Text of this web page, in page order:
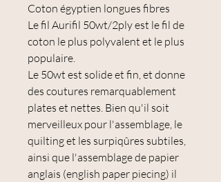
Coton égyptien longues fibres
Le fil Aurifil 50wt/2ply est le fil de
coton le plus polyvalent et le plus
populaire.
Le 50wt est solide et fin, et donne
des coutures remarquablement
plates et nettes. Bien qu'il soit
merveilleux pour l'assemblage, le
quilting et les surpiqûres subtiles,
ainsi que l'assemblage de papier
anglais (english paper piecing) il